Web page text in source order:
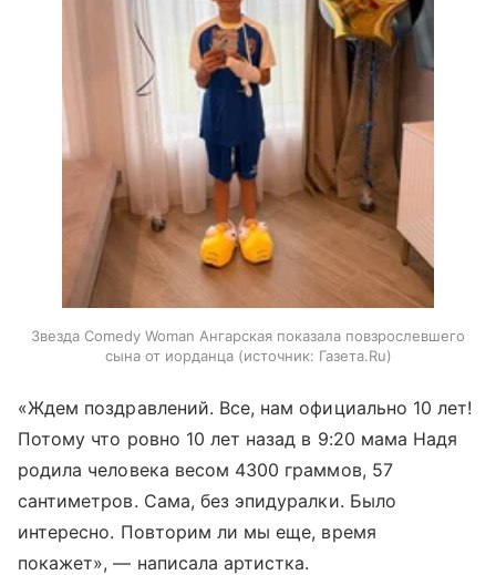
Звезда Comedy Woman Ангарская показала повзрослевшего
сына от иорданца
источник: Газета.Ru
«Ждем поздравлений. Все, нам официально 10 лет!
Потому что ровно 10 лет назад в 9:20 мама Надя
родила человека весом 4300 граммов, 57
сантиметров. Сама, без эпидуралки. Было
интересно. Повторим ли мы еще, время
покажет», — написала артистка.